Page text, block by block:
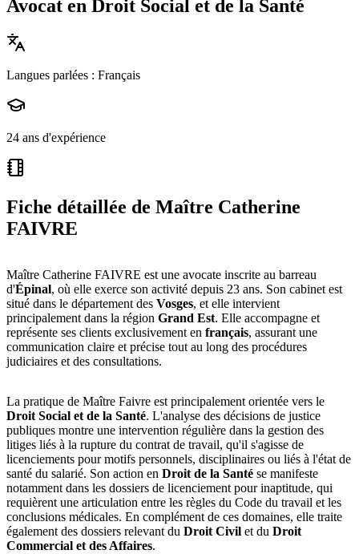
Avocat en Droit Social et de la Santé
Langues parlées : Français
24 ans d'expérience
Fiche détaillée de Maître Catherine
FAIVRE
Maître Catherine FAIVRE est une avocate inscrite au barreau
d'Épinal, où elle exerce son activité depuis 23 ans. Son cabinet est
situé dans le département des Vosges, et elle intervient
principalement dans la région Grand Est. Elle accompagne et
représente ses clients exclusivement en français, assurant une
communication claire et précise tout au long des procédures
judiciaires et des consultations.
La pratique de Maître Faivre est principalement orientée vers le
Droit Social et de la Santé. L'analyse des décisions de justice
publiques montre une intervention régulière dans la gestion des
litiges liés à la rupture du contrat de travail, qu'il s'agisse de
licenciements pour motifs personnels, disciplinaires ou liés à l'état de
santé du salarié. Son action en Droit de la Santé se manifeste
notamment dans les dossiers de licenciement pour inaptitude, qui
requièrent une articulation entre les règles du Code du travail et les
conclusions médicales. En complément de ces domaines, elle traite
également des dossiers relevant du Droit Civil et du Droit
Commercial et des Affaires.